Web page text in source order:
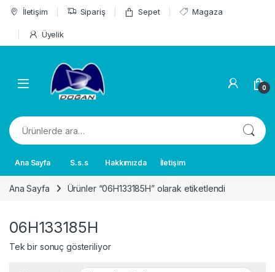
Skip to navigation
Skip to content
İletişim Sipariş Sepet Magaza
Üyelik
0
Ara:
Ana Sayfa S.s.s Hakkımızda İletişim
Ana Sayfa Ürünler “06H133185H” olarak etiketlendi
06H133185H
Tek bir sonuç gösteriliyor